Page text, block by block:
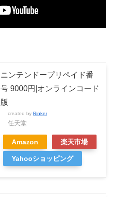
ニンテンドープリペイド番
号 9000円|オンラインコード
版
created by Rinker
任天堂
Amazon 楽天市場
Yahooショッピング